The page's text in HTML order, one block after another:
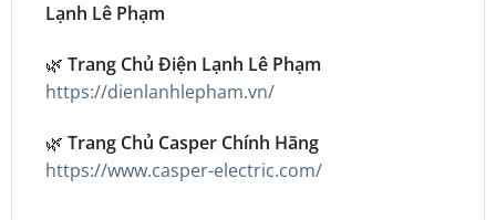
Lạnh Lê Phạm
🌿 Trang Chủ Điện Lạnh Lê Phạm
https://dienlanhlepham.vn/
🌿 Trang Chủ Casper Chính Hãng
https://www.casper-electric.com/